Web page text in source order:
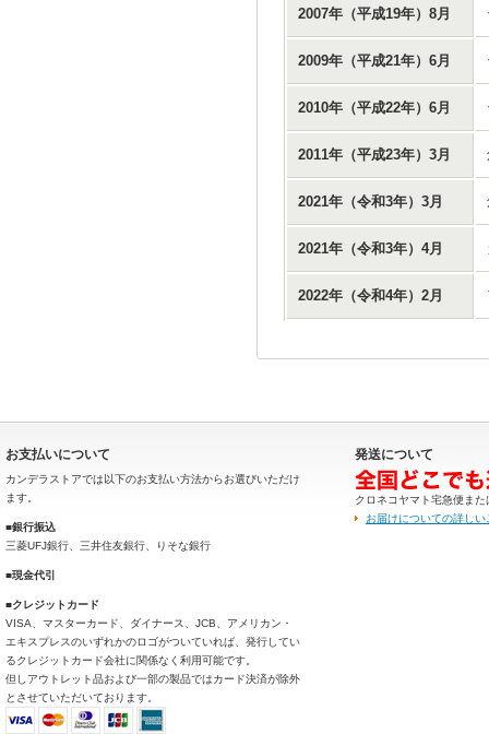
2007年（平成19年）8月
2009年（平成21年）6月
2010年（平成22年）6月
2011年（平成23年）3月
2021年（令和3年）3月
2021年（令和3年）4月
2022年（令和4年）2月
お支払いについて
カンデラストアでは以下のお支払い方法からお選びいただけ
ます。
■銀行振込
三菱UFJ銀行、三井住友銀行、りそな銀行
■現金代引
■クレジットカード
VISA、マスターカード、ダイナース、JCB、アメリカン・
エキスプレスのいずれかのロゴがついていれば、発行してい
るクレジットカード会社に関係なく利用可能です。
但しアウトレット品および一部の製品ではカード決済が除外
とさせていただいております。
発送について
クロネコヤマト宅急便ま
お届けについての詳し